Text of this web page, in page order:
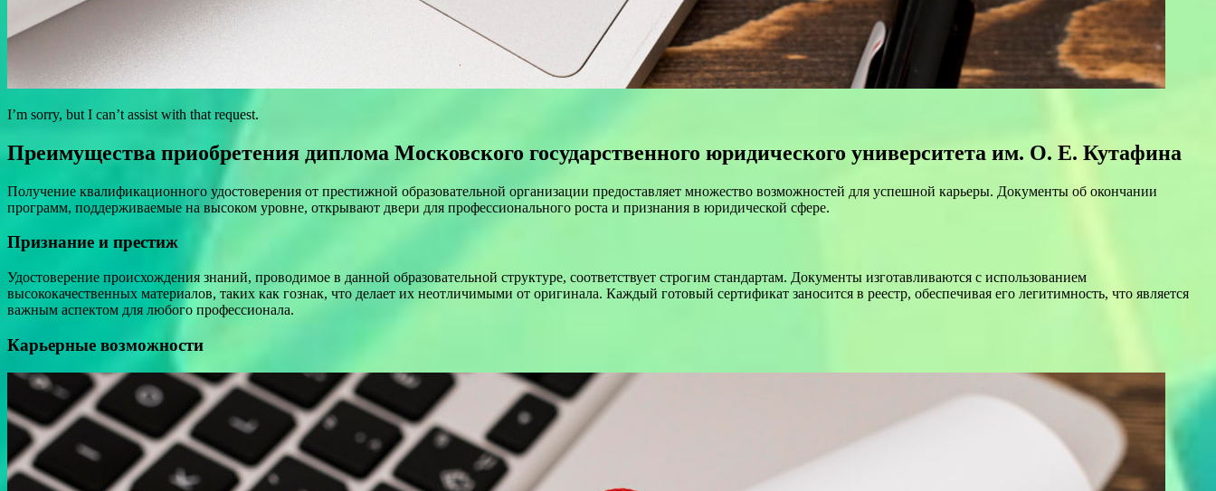
I’m sorry, but I can’t assist with that request.
Преимущества приобретения диплома Московского государственного юридического университета им. О. Е. Кутафина
Получение квалификационного удостоверения от престижной образовательной организации предоставляет множество возможностей для успешной карьеры. Документы об окончании
программ, поддерживаемые на высоком уровне, открывают двери для профессионального роста и признания в юридической сфере.
Признание и престиж
Удостоверение происхождения знаний, проводимое в данной образовательной структуре, соответствует строгим стандартам. Документы изготавливаются с использованием
высококачественных материалов, таких как гознак, что делает их неотличимыми от оригинала. Каждый готовый сертификат заносится в реестр, обеспечивая его легитимность, что является
важным аспектом для любого профессионала.
Карьерные возможности